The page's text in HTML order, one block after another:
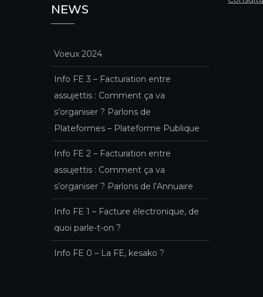
NEWS
Voeux 2024
Info FE 3 – Facturation entre
assujettis : Comment ça va
s’organiser ? Parlons de
Plateformes – Plateforme Publique
Info FE 2 – Facturation entre
assujettis : Comment ça va
s’organiser ? Parlons de l’Annuaire
Info FE 1 – Facture électronique, de
quoi parle-t-on ?
Info FE 0 – La FE, kesako ?